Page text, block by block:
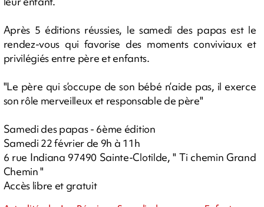
Après 5 éditions réussies, le samedi des papas est le
rendez-vous qui favorise des moments conviviaux et
privilégiés entre père et enfants.
"Le père qui s’occupe de son bébé n’aide pas, il exerce
son rôle merveilleux et responsable de père"
Samedi des papas - 6ème édition
Samedi 22 février de 9h à 11h
6 rue Indiana 97490 Sainte-Clotilde, " Ti chemin Grand
Chemin "
Accès libre et gratuit